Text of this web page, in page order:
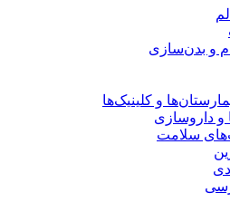
و بدن‌سازی
و کلینیک‌ها
و داروسازی
سلامت